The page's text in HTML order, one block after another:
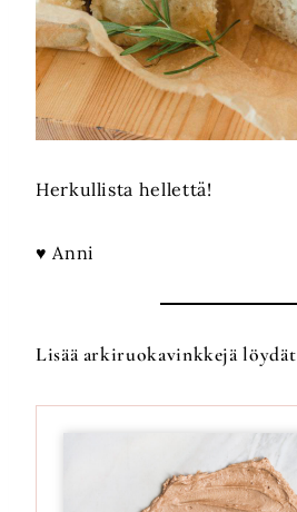
Herkullista hellettä!
♥ Anni
Lisää arkiruokavinkkejä löydät